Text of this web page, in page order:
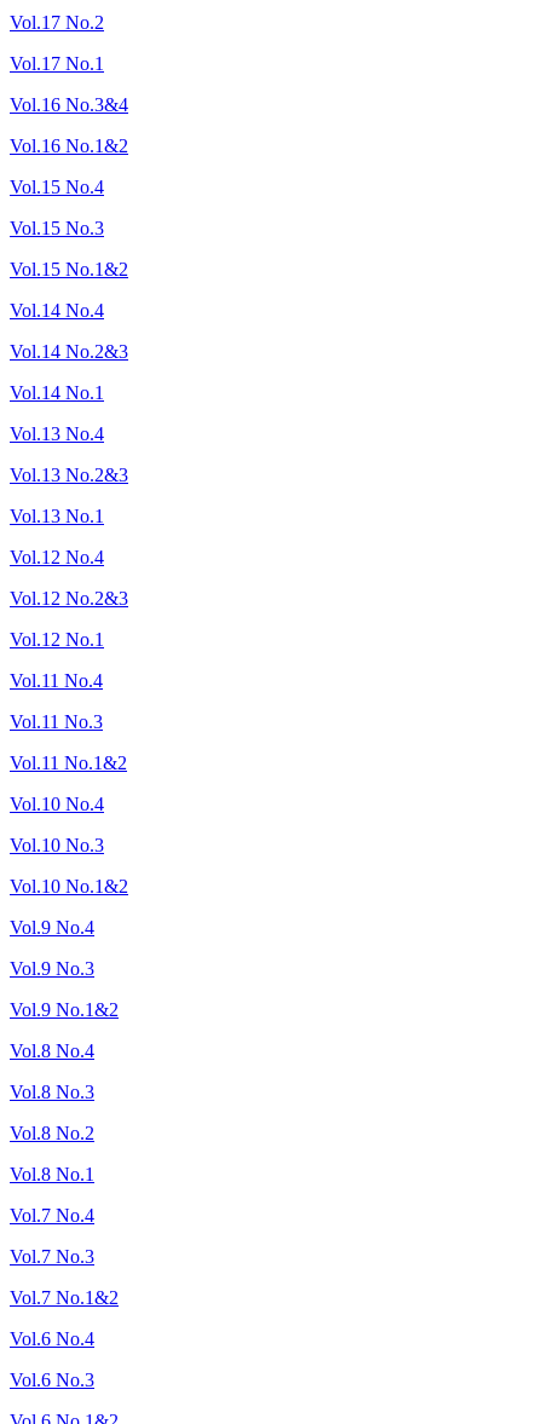
Vol.17 No.2
Vol.17 No.1
Vol.16 No.3&4
Vol.16 No.1&2
Vol.15 No.4
Vol.15 No.3
Vol.15 No.1&2
Vol.14 No.4
Vol.14 No.2&3
Vol.14 No.1
Vol.13 No.4
Vol.13 No.2&3
Vol.13 No.1
Vol.12 No.4
Vol.12 No.2&3
Vol.12 No.1
Vol.11 No.4
Vol.11 No.3
Vol.11 No.1&2
Vol.10 No.4
Vol.10 No.3
Vol.10 No.1&2
Vol.9 No.4
Vol.9 No.3
Vol.9 No.1&2
Vol.8 No.4
Vol.8 No.3
Vol.8 No.2
Vol.8 No.1
Vol.7 No.4
Vol.7 No.3
Vol.7 No.1&2
Vol.6 No.4
Vol.6 No.3